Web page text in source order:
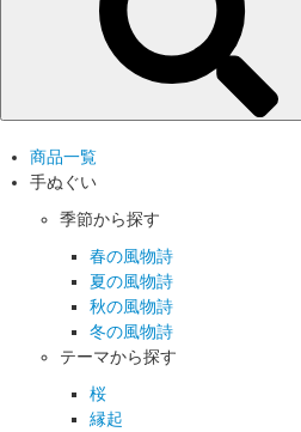
商品一覧
手ぬぐい
季節から探す
春の風物詩
夏の風物詩
秋の風物詩
冬の風物詩
テーマから探す
桜
縁起